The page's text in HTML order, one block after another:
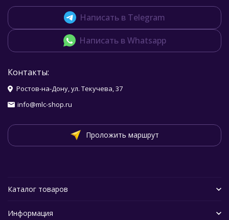
Написать в Telegram
Написать в Whatsapp
Контакты:
Ростов-на-Дону, ул. Текучева, 37
info@mlc-shop.ru
Проложить маршрут
Каталог товаров
Информация